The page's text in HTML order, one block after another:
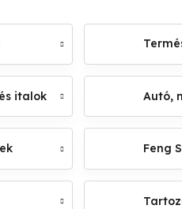
italok Autó,
Feng